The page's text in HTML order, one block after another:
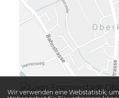
Webstatistik
Wir verwenden eine Webstatistik,